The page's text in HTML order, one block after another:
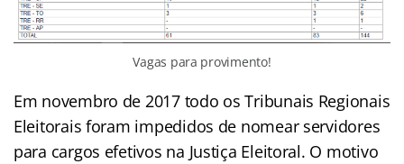
Vagas para provimento!
Em novembro de 2017 todo os Tribunais Regionais
Eleitorais foram impedidos de nomear servidores
para cargos efetivos na Justiça Eleitoral. O motivo